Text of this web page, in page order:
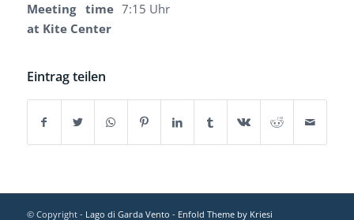
Meeting time
at Kite Center
7:15 Uhr
Eintrag teilen
© Copyright - Lago di Garda Vento - Enfold Theme by Kriesi